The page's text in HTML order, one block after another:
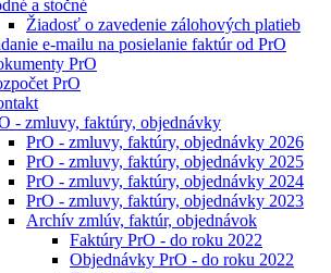
a stočné
Žiadosť o zavedenie zálohových platieb
e-mailu na posielanie faktúr od PrO
PrO
PrO
- zmluvy, faktúry, objednávky
PrO - zmluvy, faktúry, objednávky 2026
PrO - zmluvy, faktúry, objednávky 2025
PrO - zmluvy, faktúry, objednávky 2024
PrO - zmluvy, faktúry, objednávky 2023
Archív zmlúv, faktúr, objednávok
Faktúry PrO - do roku 2022
Objednávky PrO - do roku 2022